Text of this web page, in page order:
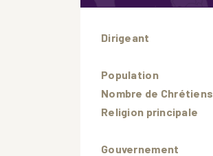
Dirigeant
Population
Nombre de Chrétiens
Religion principale
Gouvernement